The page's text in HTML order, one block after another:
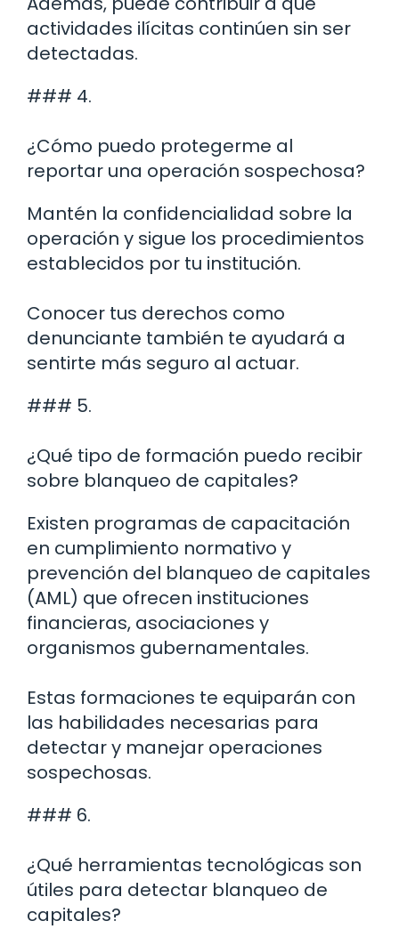
actividades ilícitas continúen sin ser
detectadas.
### 4.
¿Cómo puedo protegerme al
reportar una operación sospechosa?
Mantén la confidencialidad sobre la
operación y sigue los procedimientos
establecidos por tu institución.
Conocer tus derechos como
denunciante también te ayudará a
sentirte más seguro al actuar.
### 5.
¿Qué tipo de formación puedo recibir
sobre blanqueo de capitales?
Existen programas de capacitación
en cumplimiento normativo y
prevención del blanqueo de capitales
(AML) que ofrecen instituciones
financieras, asociaciones y
organismos gubernamentales.
Estas formaciones te equiparán con
las habilidades necesarias para
detectar y manejar operaciones
sospechosas.
### 6.
¿Qué herramientas tecnológicas son
útiles para detectar blanqueo de
capitales?